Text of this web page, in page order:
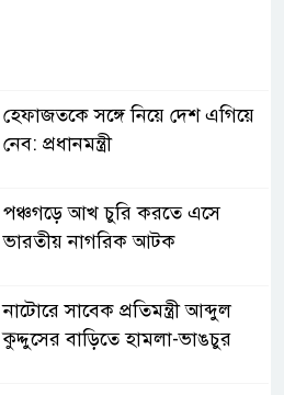
হেফাজতকে সঙ্গে নিয়ে দেশ এগিয়ে
নেব: প্রধানমন্ত্রী
পঞ্চগড়ে আখ চুরি করতে এসে
ভারতীয় নাগরিক আটক
নাটোরে সাবেক প্রতিমন্ত্রী আব্দুল
কুদ্দুসের বাড়িতে হামলা-ভাঙচুর